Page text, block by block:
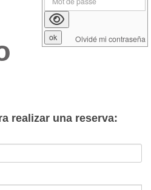
realizar una reserva:
Olvidé mi contraseña